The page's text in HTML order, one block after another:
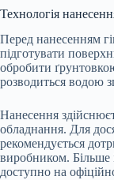
Технологія
Перед нанесенням
підготувати
обробити
розводиться водою
Нанесення
обладнання. Для
рекомендується
виробником. Більше
доступно на